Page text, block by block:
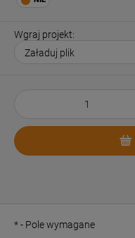
Wgraj projekt:
*- Pole wymagane